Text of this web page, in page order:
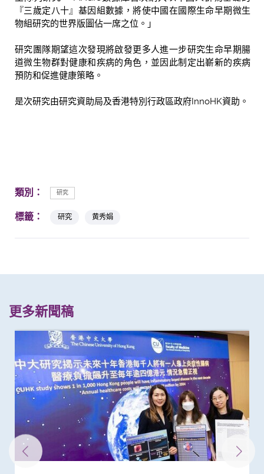
『三歲定八十』基因組數據，將使中國在國際生命早期微生
物組研究的世界版圖佔一席之位。」
研究團隊期望這次發現將啟發更多人進一步研究生命早期腸
道微生物群對健康和疾病的角色，並因此制定出嶄新的疾病
預防和促進健康策略。
是次研究由研究資助局及香港特別行政區政府InnoHK資助。
類別： 研究
標籤： 研究 黄秀娟
更多新聞稿